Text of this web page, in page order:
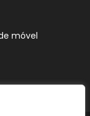
móvel